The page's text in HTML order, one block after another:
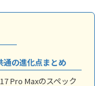
の進化点まとめ
Pro Maxのスペック